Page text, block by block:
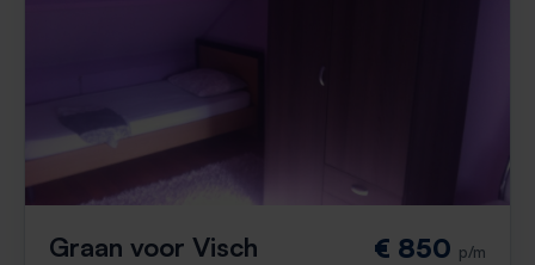
Graan voor Visch € 850 p/m